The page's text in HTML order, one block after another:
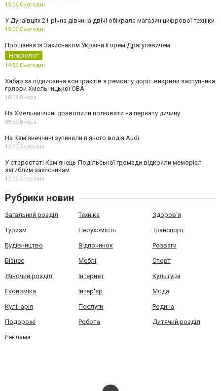
15:06,Сьогодні
У Дунаївцях 21-річна дівчина двічі обікрала магазин цифрової техніки
15:00,Сьогодні
Прощання із Захисником України Ігорем Драгусевичем
Некролог
14:53,Сьогодні
Хабар за підписання контрактів з ремонту доріг: викрили заступника
голови Хмельницької ОВА
10:18,Вчора
На Хмельниччині дозволили полювати на пернату дичину
09:59,Вчора
На Камʼянеччині зупинили п'яного водія Audi
13:20,5 серпня
У старостаті Кам’янець-Подільської громади відкрили меморіал
загиблим захисникам
12:20,5 серпня
Рубрики новин
Загальний розділ Техніка Здоров'я
Туризм Нерухомість Транспорт
Будівництво Відпочинок Розваги
Бізнес Меблі Спорт
Жіночий розділ Інтернет Культура
Економіка Інтер'єр Мода
Кулінарія Послуги Родина
Подорожі Робота Дитячий розділ
Реклама